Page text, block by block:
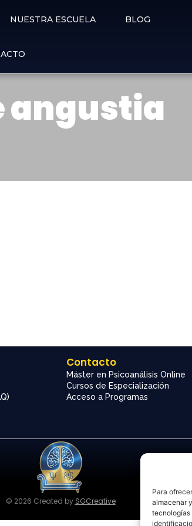
Para
almacenar
tecnologías
NUESTRA ESCUELA BLOG
angustia
Contacto
Máster en Psicoanálisis Online
Cursos de Especialización
Acceso a Programas
© 2026 Created by SGCreative